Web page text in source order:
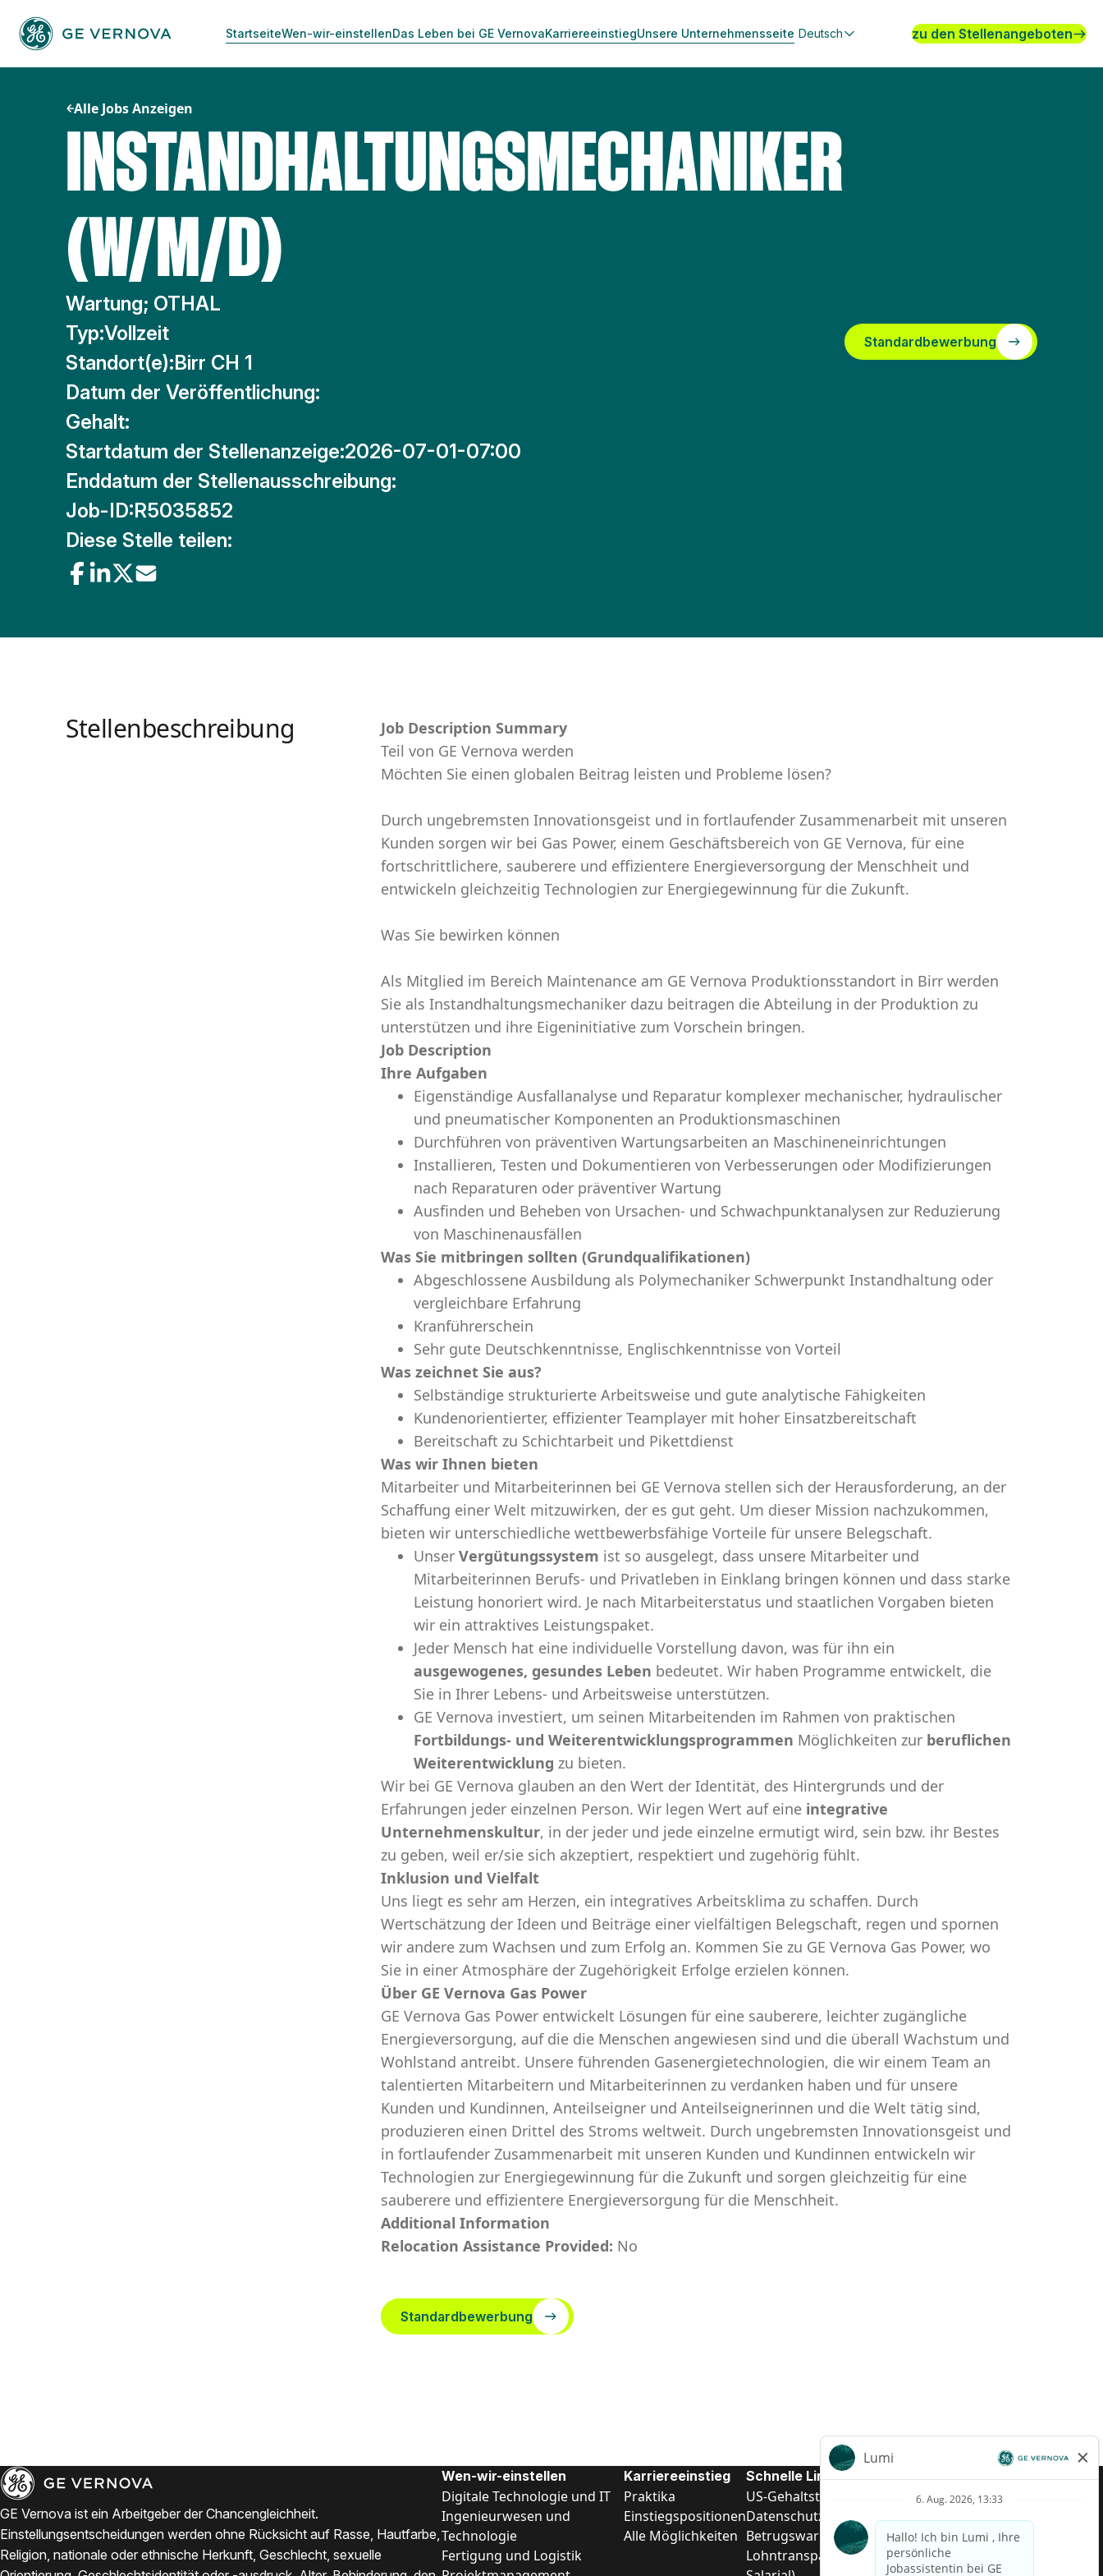
Inhalt
springen
StartseiteWen-wir-einstellenDas Leben bei GE VernovaKarriereeinstiegUnsere Unternehmensseite Deutsch zu den Stellenangeboten
Alle Jobs Anzeigen
INSTANDHALTUNGSMECHANIKER
(W/M/D)
Wartung; OTHAL
Typ:Vollzeit
Standort(e):Birr CH 1
Datum der Veröffentlichung:
Gehalt:
Startdatum der Stellenanzeige:2026-07-01-07:00
Enddatum der Stellenausschreibung:
Job-ID:R5035852
Diese Stelle teilen:
Standardbewerbung
Stellenbeschreibung
Job Description Summary
Teil von GE Vernova werden
Möchten Sie einen globalen Beitrag leisten und Probleme lösen?
Durch ungebremsten Innovationsgeist und in fortlaufender Zusammenarbeit mit unseren
Kunden sorgen wir bei Gas Power, einem Geschäftsbereich von GE Vernova, für eine
fortschrittlichere, sauberere und effizientere Energieversorgung der Menschheit und
entwickeln gleichzeitig Technologien zur Energiegewinnung für die Zukunft.
Was Sie bewirken können
Als Mitglied im Bereich Maintenance am GE Vernova Produktionsstandort in Birr werden
Sie als Instandhaltungsmechaniker dazu beitragen die Abteilung in der Produktion zu
unterstützen und ihre Eigeninitiative zum Vorschein bringen.
Job Description
Ihre Aufgaben
Eigenständige Ausfallanalyse und Reparatur komplexer mechanischer, hydraulischer
und pneumatischer Komponenten an Produktionsmaschinen
Durchführen von präventiven Wartungsarbeiten an Maschineneinrichtungen
Installieren, Testen und Dokumentieren von Verbesserungen oder Modifizierungen
nach Reparaturen oder präventiver Wartung
Ausfinden und Beheben von Ursachen- und Schwachpunktanalysen zur Reduzierung
von Maschinenausfällen
Was Sie mitbringen sollten (Grundqualifikationen)
Abgeschlossene Ausbildung als Polymechaniker Schwerpunkt Instandhaltung oder
vergleichbare Erfahrung
Kranführerschein
Sehr gute Deutschkenntnisse, Englischkenntnisse von Vorteil
Was zeichnet Sie aus?
Selbständige strukturierte Arbeitsweise und gute analytische Fähigkeiten
Kundenorientierter, effizienter Teamplayer mit hoher Einsatzbereitschaft
Bereitschaft zu Schichtarbeit und Pikettdienst
Was wir Ihnen bieten
Mitarbeiter und Mitarbeiterinnen bei GE Vernova stellen sich der Herausforderung, an der
Schaffung einer Welt mitzuwirken, der es gut geht. Um dieser Mission nachzukommen,
bieten wir unterschiedliche wettbewerbsfähige Vorteile für unsere Belegschaft.
Unser Vergütungssystem ist so ausgelegt, dass unsere Mitarbeiter und
Mitarbeiterinnen Berufs- und Privatleben in Einklang bringen können und dass starke
Leistung honoriert wird. Je nach Mitarbeiterstatus und staatlichen Vorgaben bieten
wir ein attraktives Leistungspaket.
Jeder Mensch hat eine individuelle Vorstellung davon, was für ihn ein
ausgewogenes, gesundes Leben bedeutet. Wir haben Programme entwickelt, die
Sie in Ihrer Lebens- und Arbeitsweise unterstützen.
GE Vernova investiert, um seinen Mitarbeitenden im Rahmen von praktischen
Fortbildungs- und Weiterentwicklungsprogrammen Möglichkeiten zur beruflichen
Weiterentwicklung zu bieten.
Wir bei GE Vernova glauben an den Wert der Identität, des Hintergrunds und der
Erfahrungen jeder einzelnen Person. Wir legen Wert auf eine integrative
Unternehmenskultur, in der jeder und jede einzelne ermutigt wird, sein bzw. ihr Bestes
zu geben, weil er/sie sich akzeptiert, respektiert und zugehörig fühlt.
Inklusion und Vielfalt
Uns liegt es sehr am Herzen, ein integratives Arbeitsklima zu schaffen. Durch
Wertschätzung der Ideen und Beiträge einer vielfältigen Belegschaft, regen und spornen
wir andere zum Wachsen und zum Erfolg an. Kommen Sie zu GE Vernova Gas Power, wo
Sie in einer Atmosphäre der Zugehörigkeit Erfolge erzielen können.
Über GE Vernova Gas Power
GE Vernova Gas Power entwickelt Lösungen für eine sauberere, leichter zugängliche
Energieversorgung, auf die die Menschen angewiesen sind und die überall Wachstum und
Wohlstand antreibt. Unsere führenden Gasenergietechnologien, die wir einem Team an
talentierten Mitarbeitern und Mitarbeiterinnen zu verdanken haben und für unsere
Kunden und Kundinnen, Anteilseigner und Anteilseignerinnen und die Welt tätig sind,
produzieren einen Drittel des Stroms weltweit. Durch ungebremsten Innovationsgeist und
in fortlaufender Zusammenarbeit mit unseren Kunden und Kundinnen entwickeln wir
Technologien zur Energiegewinnung für die Zukunft und sorgen gleichzeitig für eine
sauberere und effizientere Energieversorgung für die Menschheit.
Additional Information
Relocation Assistance Provided: No
Standardbewerbung
GE Vernova ist ein Arbeitgeber der Chancengleichheit.
Einstellungsentscheidungen werden ohne Rücksicht auf Rasse, Hautfarbe,
Religion, nationale oder ethnische Herkunft, Geschlecht, sexuelle
Wen-wir-einstellen
Digitale Technologie und IT
Ingenieurwesen und
Technologie
Fertigung und Logistik
Karriereeinstieg
Praktika
Einstiegspositionen
Alle Möglichkeiten
Schnelle Links
US-Gehalts­transparenz
Datenschutzhinweis für Kandidaten
Betrugswarnung
Lohntransparenz in Brasilien (Relatório de Transparência